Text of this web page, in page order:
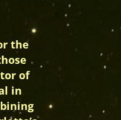
the
of
in